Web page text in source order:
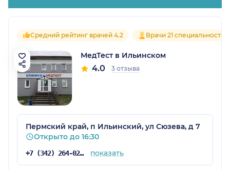
Средний рейтинг врачей 4.2 Врачи 21 специальностей
МедТест в Ильинском
4.0 3 отзыва
Пермский край, п Ильинский, ул Сюзева, д 7
Открыто до 16:30
+7 (342) 264-02-09 показать